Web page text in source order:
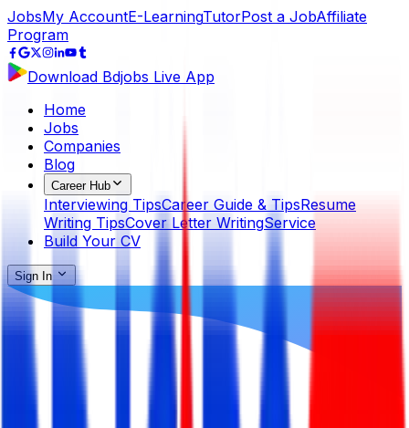
JobsMy AccountE-LearningTutorPost a JobAffiliate
Program
Download Bdjobs Live App
Home
Jobs
Companies
Blog
Career Hub
Interviewing TipsCareer Guide & TipsResume
Writing TipsCover Letter WritingService
Build Your CV
Sign In